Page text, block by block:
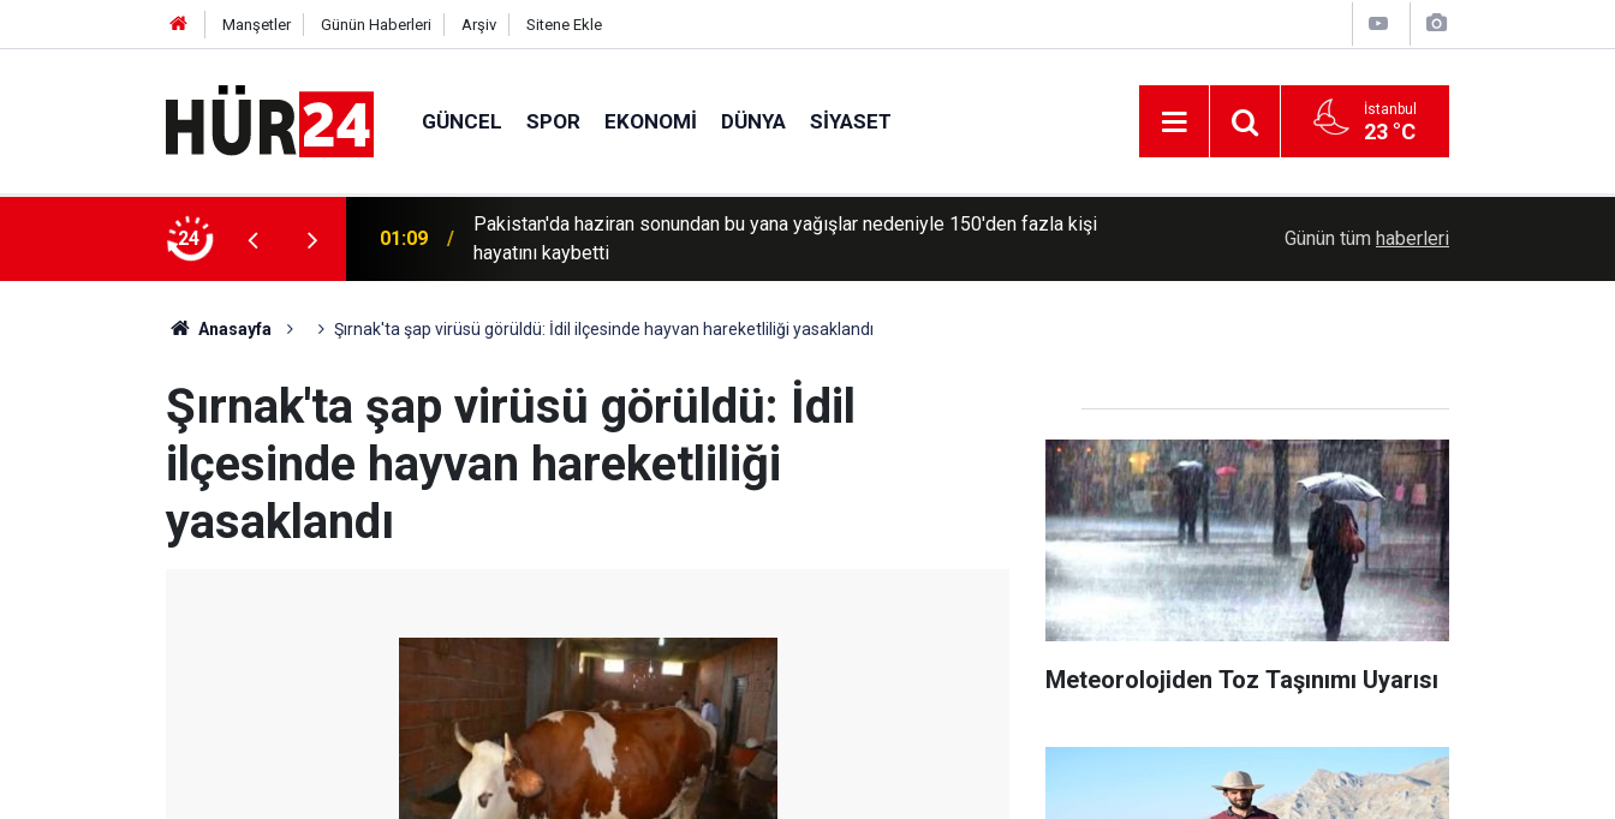
Manşetler Günün Haberleri Arşiv Sitene Ekle
GÜNCEL SPOR EKONOMI DÜNYA SIYASET İstanbul
23 °C
24
Pakistan'da haziran sonundan bu yana yağışlar nedeniyle 150'den fazla kişi
hayatını kaybetti
00:49 Hürmüz'den geçişlerin ücreti, sefer hacmine bağlı olacak Trump, İran'a yönelik savaşın "yakında sona
Günün tüm haberleri
Anasayfa Şırnak'ta şap virüsü görüldü: İdil ilçesinde hayvan hareketliliği yasaklandı
Şırnak'ta şap virüsü görüldü: İdil
ilçesinde hayvan hareketliliği
yasaklandı
Meteorolojiden Toz Taşınımı Uyarısı